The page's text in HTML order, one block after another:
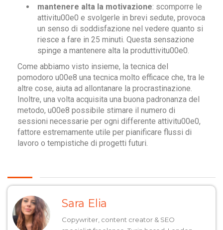
mantenere alta la motivazione: scomporre le
attivitu00e0 e svolgerle in brevi sedute, provoca
un senso di soddisfazione nel vedere quanto si
riesce a fare in 25 minuti. Questa sensazione
spinge a mantenere alta la produttivitu00e0.
Come abbiamo visto insieme, la tecnica del
pomodoro u00e8 una tecnica molto efficace che, tra le
altre cose, aiuta ad allontanare la procrastinazione.
Inoltre, una volta acquisita una buona padronanza del
metodo, u00e8 possibile stimare il numero di
sessioni necessarie per ogni differente attivitu00e0,
fattore estremamente utile per pianificare flussi di
lavoro o tempistiche di progetti futuri.
Sara Elia
Copywriter, content creator & SEO